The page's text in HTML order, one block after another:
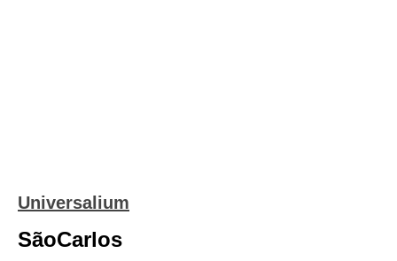
Universalium
SãoCarlos